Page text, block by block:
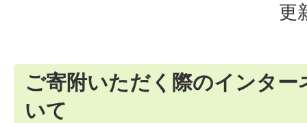
更
ご寄附いただく際のインタ
いて